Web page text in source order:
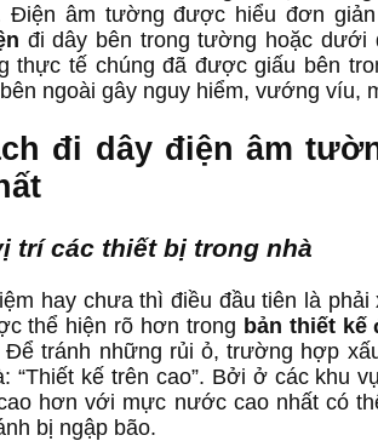
Điện âm tường được hiểu đơn
đi dây bên trong tường hoặc dưới
thực tế chúng đã được giấu bên
ngoài gây nguy hiểm, vướng víu,
đi dây điện âm
trí các thiết bị trong nhà
hay chưa thì điều đầu tiên là
thể hiện rõ hơn trong bản thiết kế
tránh những rủi ỏ, trường hợp
“Thiết kế trên cao”. Bởi ở các khu
hơn với mực nước cao nhất có
bị ngập bão.